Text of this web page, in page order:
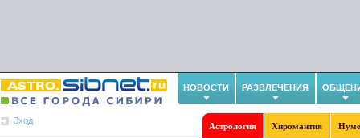
НОВОСТИ РАЗВЛЕЧЕНИЯ
Вход
Астрология Хиромантия